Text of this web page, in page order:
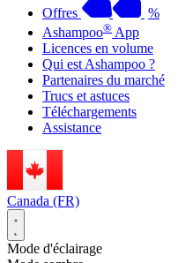
Offres
%
Ashampoo® App
Licences en volume
Qui est Ashampoo ?
Partenaires du marché
Trucs et astuces
Téléchargements
Assistance
Canada (FR)
Mode d'éclairage